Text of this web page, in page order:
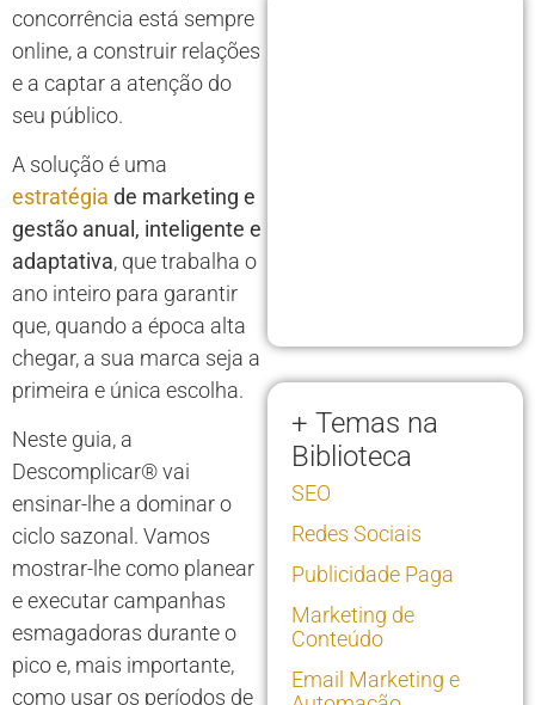
concorrência está sempre
online, a construir relações
e a captar a atenção do
seu público.
A solução é uma
estratégia de marketing e
gestão anual, inteligente e
adaptativa, que trabalha o
ano inteiro para garantir
que, quando a época alta
chegar, a sua marca seja a
primeira e única escolha.
Neste guia, a
Descomplicar® vai
ensinar-lhe a dominar o
ciclo sazonal. Vamos
mostrar-lhe como planear
e executar campanhas
esmagadoras durante o
pico e, mais importante,
como usar os períodos de
+ Temas na
Biblioteca
SEO
Redes Sociais
Publicidade Paga
Marketing de
Conteúdo
Email Marketing e